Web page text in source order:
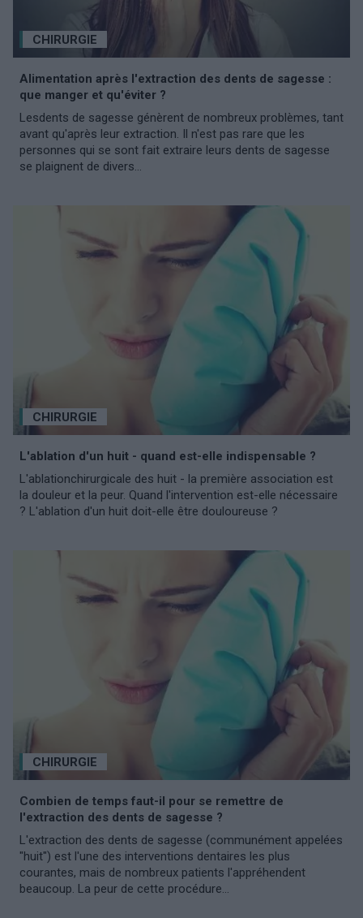
CHIRURGIE
Alimentation après l'extraction des dents de sagesse :
que manger et qu'éviter ?
Lesdents de sagesse génèrent de nombreux problèmes, tant
avant qu'après leur extraction. Il n'est pas rare que les
personnes qui se sont fait extraire leurs dents de sagesse
se plaignent de divers...
CHIRURGIE
L'ablation d'un huit - quand est-elle indispensable ?
L'ablationchirurgicale des huit - la première association est
la douleur et la peur. Quand l'intervention est-elle nécessaire
? L'ablation d'un huit doit-elle être douloureuse ?
CHIRURGIE
Combien de temps faut-il pour se remettre de
l'extraction des dents de sagesse ?
L'extraction des dents de sagesse (communément appelées
"huit") est l'une des interventions dentaires les plus
courantes, mais de nombreux patients l'appréhendent
beaucoup. La peur de cette procédure...